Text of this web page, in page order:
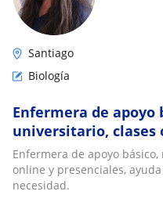
Santiago
Biología
Enfermera de apoyo
universitario, clases
ayuda en estudio y
Enfermera de apoyo
online y presenciales,
necesidad.